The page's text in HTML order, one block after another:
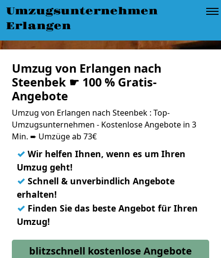
Umzugsunternehmen
Erlangen
Umzug von Erlangen nach
Steenbek ☛ 100 % Gratis-
Angebote
Umzug von Erlangen nach Steenbek : Top-
Umzugsunternehmen - Kostenlose Angebote in 3
Min. ➨ Umzüge ab 73€
✓ Wir helfen Ihnen, wenn es um Ihren
Umzug geht!
✓ Schnell & unverbindlich Angebote
erhalten!
✓ Finden Sie das beste Angebot für Ihren
Umzug!
blitzschnell kostenlose Angebote